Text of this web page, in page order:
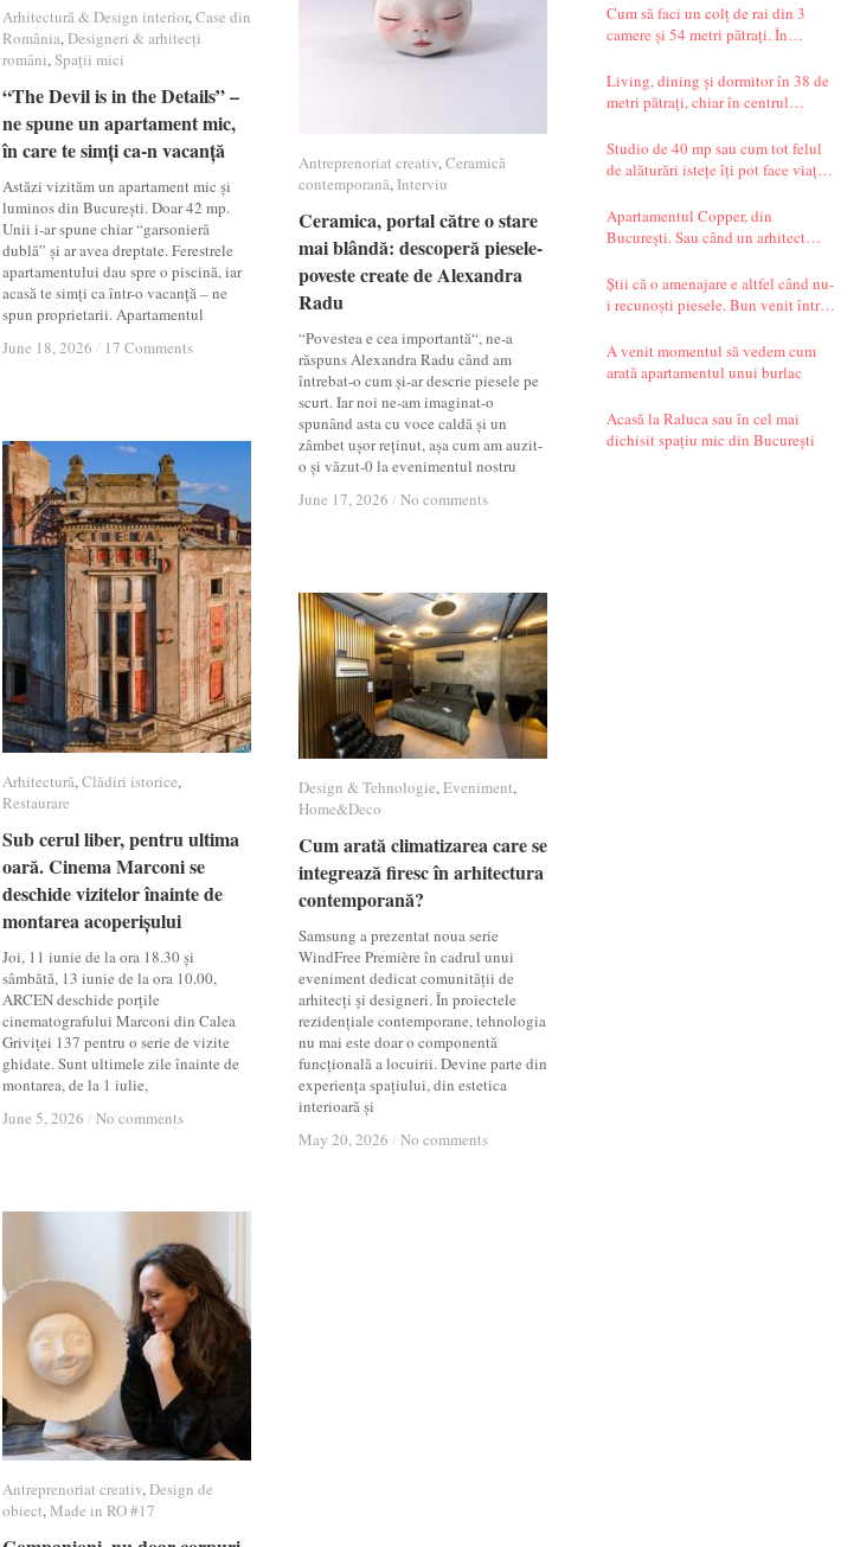
Cum să faci un colț de rai din 3
camere și 54 metri pătrați. În
Living, dining și dormitor în 38 de
metri pătrați, chiar în centrul
care te transportă departe, spre țările
nordice.
Studio de 40 mp sau cum tot felul
de alăturări istețe îți pot face viața
Apartamentul Copper, din
București. Sau când un arhitect
Știi că o amenajare e altfel când nu-
i recunoști piesele. Bun venit într-
A venit momentul să vedem cum
arată apartamentul unui burlac
Acasă la Raluca sau în cel mai
dichisit spațiu mic din București
Arhitectură & Design interior,Case din
România,Designeri & arhitecți
români,Spații mici
“The Devil is in the Details” –
ne spune un apartament mic,
în care te simți ca-n vacanță
Astăzi vizităm un apartament mic și
luminos din București. Doar 42 mp.
Unii i-ar spune chiar “garsonieră
dublă” și ar avea dreptate. Ferestrele
apartamentului dau spre o piscină, iar
acasă te simți ca într-o vacanță – ne
spun proprietarii. Apartamentul
June 18, 2026 / 17 Comments
Arhitectură & Design interior Case din
România Designeri & arhitecți
români Spații mici
“The Devil is in the Details” –
ne spune un apartament mic,
în care te simți ca-n vacanță
June 18, 2026 / 17 Comments
Antreprenoriat creativ,Ceramică
contemporană, Interviu
Ceramica, portal către o stare
mai blândă: descoperă piesele-
poveste create de Alexandra
Radu
“Povestea e cea importantă“, ne-a
răspuns Alexandra Radu când am
întrebat-o cum și-ar descrie piesele pe
scurt. Iar noi ne-am imaginat-o
spunând asta cu voce caldă și un
zâmbet ușor reținut, așa cum am auzit-
o și văzut-0 la evenimentul nostru
June 17, 2026 / No comments
Antreprenoriat creativ Ceramică
contemporană Interviu
Ceramica, portal către o stare
mai blândă: descoperă piesele-
poveste create de Alexandra
Radu
June 17, 2026 / No comments
Arhitectură,Clădiri istorice,
Restaurare
Sub cerul liber, pentru ultima
oară. Cinema Marconi se
deschide vizitelor înainte de
montarea acoperișului
Joi, 11 iunie de la ora 18.30 și
sâmbătă, 13 iunie de la ora 10.00,
ARCEN deschide porțile
cinematografului Marconi din Calea
Griviței 137 pentru o serie de vizite
ghidate. Sunt ultimele zile înainte de
montarea, de la 1 iulie,
June 5, 2026 / No comments
Arhitectură Clădiri istorice
Restaurare
Sub cerul liber, pentru ultima
oară. Cinema Marconi se
deschide vizitelor înainte de
montarea acoperișului
June 5, 2026 / No comments
Design & Tehnologie,Eveniment,
Home&Deco
Cum arată climatizarea care se
integrează firesc în arhitectura
contemporană?
Samsung a prezentat noua serie
WindFree Première în cadrul unui
eveniment dedicat comunității de
arhitecți și designeri. În proiectele
rezidențiale contemporane, tehnologia
nu mai este doar o componentă
funcțională a locuirii. Devine parte din
experiența spațiului, din estetica
interioară și
May 20, 2026 / No comments
Design & Tehnologie Eveniment
Home&Deco
Cum arată climatizarea care se
integrează firesc în arhitectura
contemporană?
May 20, 2026 / No comments
Antreprenoriat creativ,Design de
obiect,Made in RO #17
Antreprenoriat creativ Design de
obiect Made in RO #17